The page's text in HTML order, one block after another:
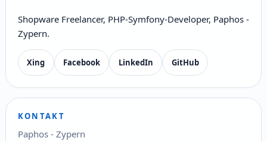
Shopware Freelancer, PHP-Symfony-Developer, Paphos -
Zypern.
Xing Facebook LinkedIn GitHub
KONTAKT
Paphos - Zypern